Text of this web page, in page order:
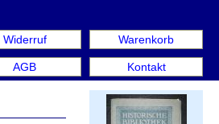
Warenkorb
Kontakt
Widerruf
AGBInternationale Messe für